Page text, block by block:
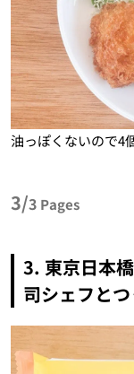
油っぽくないので4
3/3 Pages
3. 東京日本
司シェフと